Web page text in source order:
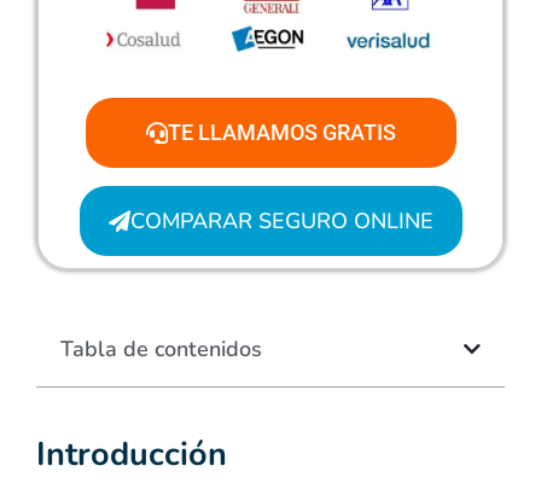
Introducción
TE LLAMAMOS GRATIS
COMPARAR SEGURO ONLINE
Tabla de contenidos